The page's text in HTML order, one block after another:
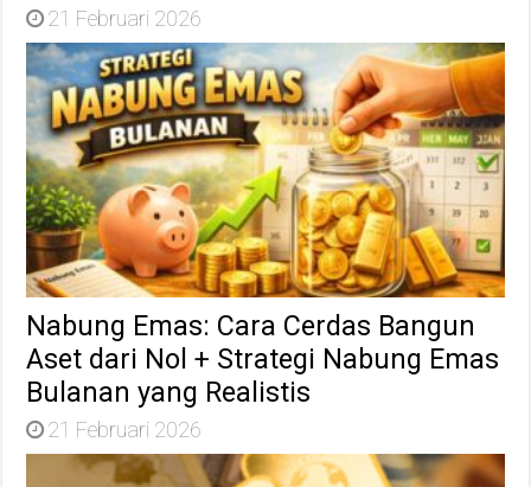
21 Februari 2026
Nabung Emas: Cara Cerdas Bangun
Aset dari Nol + Strategi Nabung Emas
Bulanan yang Realistis
21 Februari 2026